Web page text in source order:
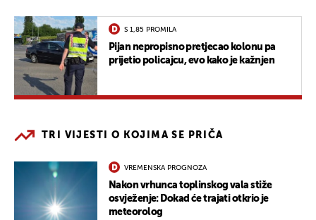
S 1,85 PROMILA
Pijan nepropisno pretjecao kolonu pa
prijetio policajcu, evo kako je kažnjen
TRI VIJESTI O KOJIMA SE PRIČA
VREMENSKA PROGNOZA
Nakon vrhunca toplinskog vala stiže
osvježenje: Dokad će trajati otkrio je
meteorolog